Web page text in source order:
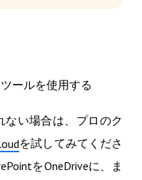
ールを使用する
ない場合は、プロのク
を試してみてくださ
をOneDriveに、ま